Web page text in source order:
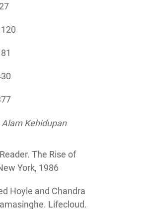
Alam Kehidupan
The Rise of
York, 1986
Hoyle and Chandra
Lifecloud.